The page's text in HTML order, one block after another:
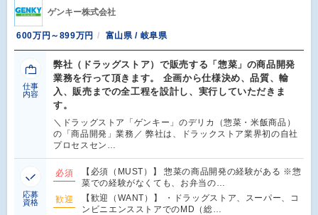
ゲンキー株式会社
600万円～899万円 富山県 / 岐阜県
仕事
内容
弊社（ドラッグストア）で販売する「惣菜」の商品開発
業務を行って頂きます。 企画から仕様決め、品質、輸
入、販売までの全工程を設計し、実行していただきま
す。
＼ドラッグストア「ゲンキー」のデリカ（惣菜・米飯商品）
の「商品開発」業務／ 弊社は、ドラックストア業界初の自社
プロセスセン…
応募
資格
必須
【必須（MUST）】 惣菜の商品開発の経験がある ※惣
菜での経験がなくても、お弁当の…
歓迎
【歓迎（WANT）】 ・ドラッグストア、スーパー、コ
ンビニエンスストアでのMD（総…